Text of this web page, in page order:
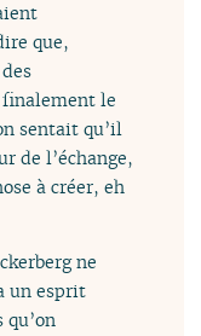
que,
finalement le
sentait qu’il
de l’échange,
à créer, eh
ne
un esprit
qu’on